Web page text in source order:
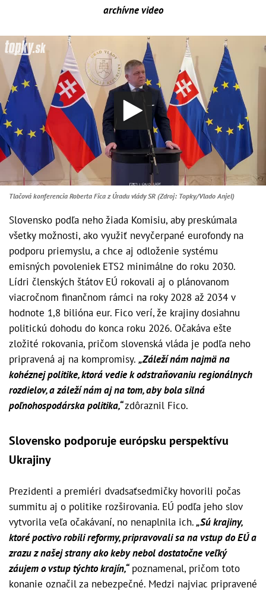
archívne video
Tlačová konferencia Roberta Fica z Úradu vlády SR (Zdroj: Topky/Vlado Anjel)
Slovensko podľa neho žiada Komisiu, aby preskúmala
všetky možnosti, ako využiť nevyčerpané eurofondy na
podporu priemyslu, a chce aj odloženie systému
emisných povoleniek ETS2 minimálne do roku 2030.
Lídri členských štátov EÚ rokovali aj o plánovanom
viacročnom finančnom rámci na roky 2028 až 2034 v
hodnote 1,8 bilióna eur. Fico verí, že krajiny dosiahnu
politickú dohodu do konca roku 2026. Očakáva ešte
zložité rokovania, pričom slovenská vláda je podľa neho
pripravená aj na kompromisy. „Záleží nám najmä na
kohéznej politike, ktorá vedie k odstraňovaniu regionálnych
rozdielov, a záleží nám aj na tom, aby bola silná
poľnohospodárska politika,“zdôraznil Fico.
Slovensko podporuje európsku perspektívu
Ukrajiny
Prezidenti a premiéri dvadsaťsedmičky hovorili počas
summitu aj o politike rozširovania. EÚ podľa jeho slov
vytvorila veľa očakávaní, no nenaplnila ich.„Sú krajiny,
ktoré poctivo robili reformy, pripravovali sa na vstup do EÚ a
zrazu z našej strany ako keby nebol dostatočne veľký
záujem o vstup týchto krajín,“poznamenal, pričom toto
konanie označil za nebezpečné. Medzi najviac pripravené